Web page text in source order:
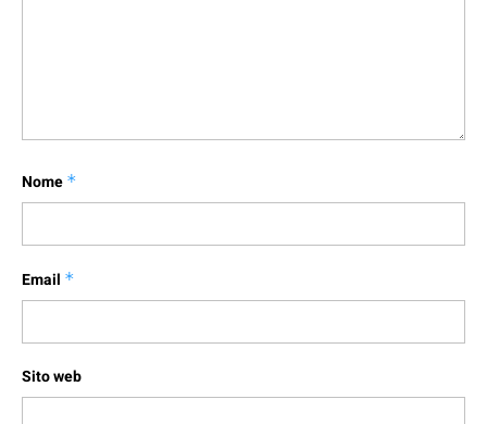
Nome *
Email *
Sito web